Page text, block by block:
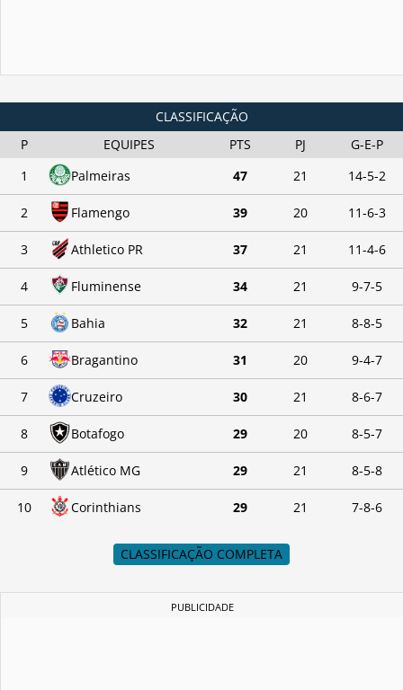
CLASSIFICAÇÃO
P
EQUIPES PTS PJ
G-E-P
1
Palmeiras 47 21 14-5-2
2 Flamengo 39 20 11-6-3
3 Athletico PR 37 21 11-4-6
4 Fluminense 34 21 9-7-5
5 Bahia 32 21 8-8-5
6 Bragantino 31 20 9-4-7
7 Cruzeiro 30 21 8-6-7
8 Botafogo 29 20 8-5-7
9 Atlético MG 29 21 8-5-8
10 Corinthians 29 21 7-8-6
CLASSIFICAÇÃO COMPLETA